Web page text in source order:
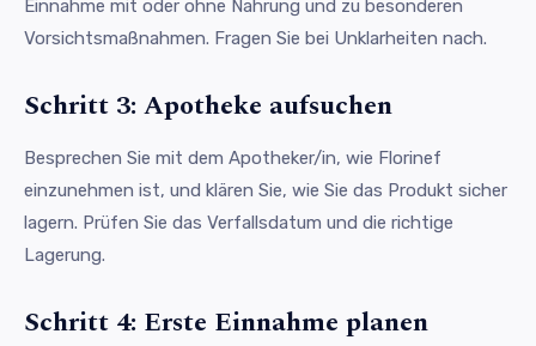
Einnahme mit oder ohne Nahrung und zu besonderen
Vorsichtsmaßnahmen. Fragen Sie bei Unklarheiten nach.
Schritt 3: Apotheke aufsuchen
Besprechen Sie mit dem Apotheker/in, wie Florinef
einzunehmen ist, und klären Sie, wie Sie das Produkt sicher
lagern. Prüfen Sie das Verfallsdatum und die richtige
Lagerung.
Schritt 4: Erste Einnahme planen